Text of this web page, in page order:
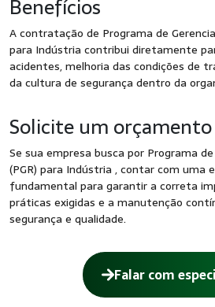
Benefícios
A contratação de Programa de
para Indústria contribui diretamente
acidentes, melhoria das condições de
da cultura de segurança dentro da
Solicite um orçamento
Se sua empresa busca por Programa
(PGR) para Indústria , contar com uma
fundamental para garantir a correta
práticas exigidas e a manutenção
segurança e qualidade.
Falar com